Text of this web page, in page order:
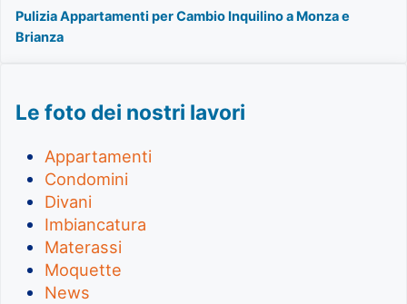
Pulizia Appartamenti per Cambio Inquilino a Monza e
Brianza
Le foto dei nostri lavori
Appartamenti
Condomini
Divani
Imbiancatura
Materassi
Moquette
News